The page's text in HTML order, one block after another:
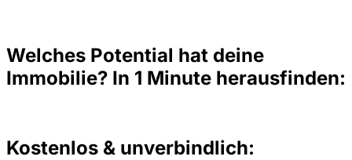
Welches Potential hat deine
Immobilie? In 1 Minute herausfinden:
Kostenlos & unverbindlich: